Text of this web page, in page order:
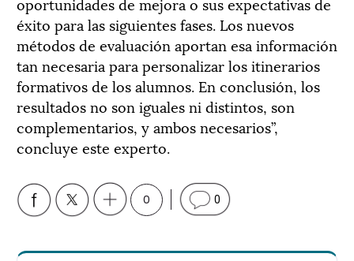
éxito para las siguientes fases. Los nuevos
métodos de evaluación aportan esa información
tan necesaria para personalizar los itinerarios
formativos de los alumnos. En conclusión, los
resultados no son iguales ni distintos, son
complementarios, y ambos necesarios”,
concluye este experto.
0 0